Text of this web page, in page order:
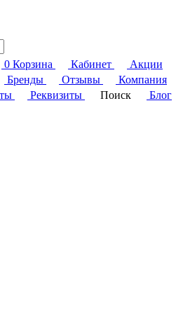
0 Корзина Кабинет
Акции
Бренды Отзывы
Компания
Реквизиты Поиск
Блог